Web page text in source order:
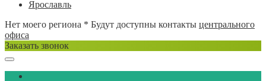
Ярославль
Нет моего региона * Будут доступны контакты центрального
офиса
Заказать звонок